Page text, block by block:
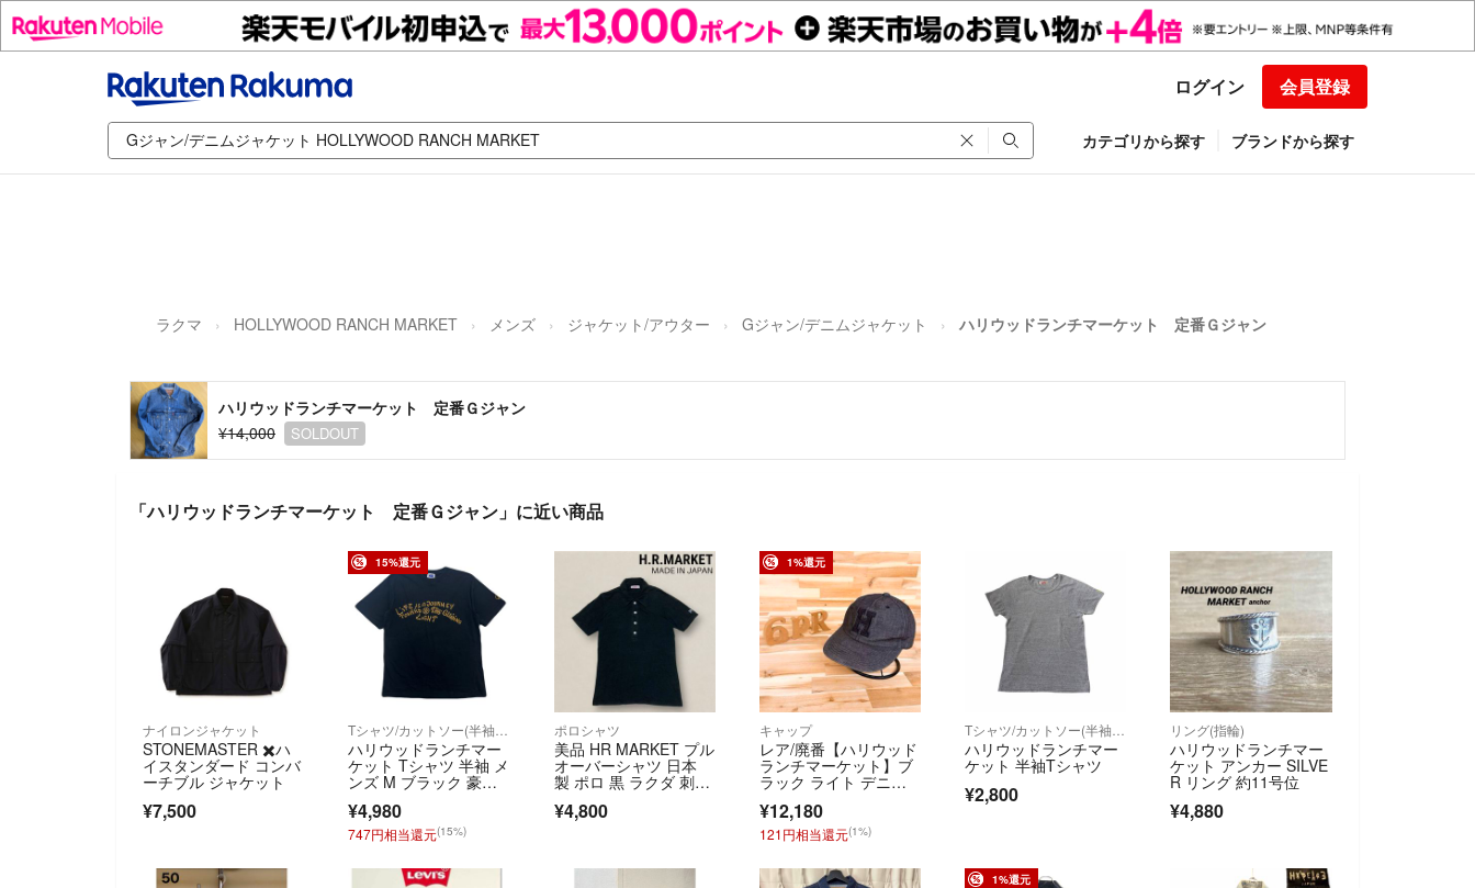
ログイン 会員登録
カテゴリから探す ブランドから探す
ラクマ HOLLYWOOD RANCH MARKET メンズ ジャケット/アウター Gジャン/デニムジャケット ハリウッドランチマーケット 定番Ｇジャン
ハリウッドランチマーケット 定番Ｇジャン
¥14,000
SOLDOUT
「ハリウッドランチマーケット 定番Ｇジャン」に近い商品
ナイロンジャケット
STONEMASTER ✖️ハ
イスタンダード コンバ
ーチブル ジャケット
¥7,500
15%還元
ハリウッドランチマー
ケット Tシャツ 半袖 メ
ンズ M ブラック 豪華
な刺繍 クルーネッ
ク 聖林公司
¥4,980
747円相当還元(15%)
ポロシャツ
美品 HR MARKET プル
オーバーシャツ 日本
製 ポロ 黒 ラクダ 刺繍
ロゴ
¥4,800
1%還元
キャップ
レア/廃番【ハリウッド
ランチマーケット】ブ
ラック ライト デニ
ム Hキャップ 黒
¥12,180
121円相当還元(1%)
ハリウッドランチマー
ケット 半袖Tシャツ
¥2,800
リング(指輪)
ハリウッドランチマー
ケット アンカー SILVE
R リング 約11号位
¥4,880
1%還元